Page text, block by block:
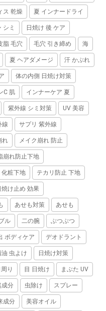
ス 乾燥 夏 インナードライ
シミ 日焼け 後 ケア
脂 毛穴 毛穴 引き締め 海
夏 ヘアダメージ 汗 かぶれ
体の内側 日焼け対策
C 肌 インナーケア 夏
紫外線 シミ対策 UV 美容
線 サプリ 紫外線
れ メイク崩れ 防止
崩れ防止下地
化粧下地 テカリ防止 下地
焼け止め 効果
あせも対策 あせも
ル 二の腕 ぶつぶつ
ボディケア デオドラント
油 虫よけ 日焼け対策
周り 目 日焼け まぶた UV
成分 虫除け スプレー
成分 美容オイル